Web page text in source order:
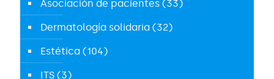
Asociación de pacientes (33)
Dermatología solidaria (32)
Estética (104)
ITS (3)